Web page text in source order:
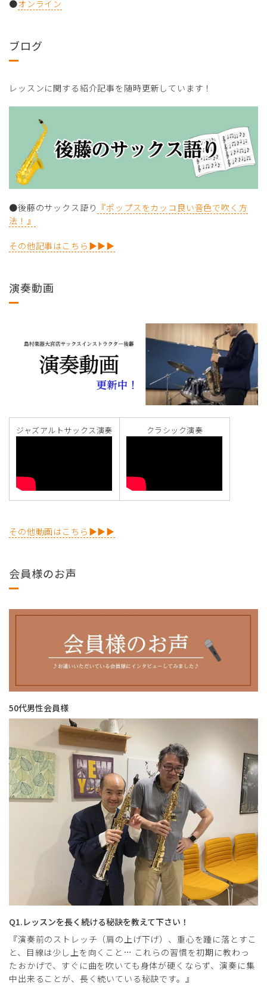
●オンライン
ブログ
レッスンに関する紹介記事を随時更新しています！
●後藤のサックス語り 『ポップスをカッコ良い音色で吹く方
法！』
その他記事はこちら▶▶▶
演奏動画
ジャズアルトサックス演奏 クラシック演奏
その他動画はこちら▶▶▶
会員様のお声
50代男性会員様
Q1.レッスンを長く続ける秘訣を教えて下さい！
『演奏前のストレッチ（肩の上げ下げ）、重心を踵に落とすこ
と、目線は少し上を向くこと… これらの習慣を初期に教わっ
たおかげで、すぐに曲を吹いても身体が硬くならず、演奏に集
中出来ることが、長く続いている秘訣です。』